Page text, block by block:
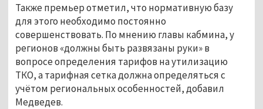
Также премьер отметил, что нормативную базу
для этого необходимо постоянно
совершенствовать. По мнению главы кабмина, у
регионов «должны быть развязаны руки» в
вопросе определения тарифов на утилизацию
ТКО, а тарифная сетка должна определяться с
учётом региональных особенностей, добавил
Медведев.